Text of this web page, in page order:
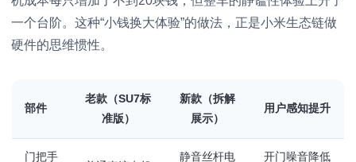
一个台阶。这种“小钱换大体验”的做法，正是小米生态链做
硬件的思维惯性。
部件
老款（SU7标
准版）
新款（拆解
展示）
用户感知提升
门把手 静音丝杆电 开门噪音降低